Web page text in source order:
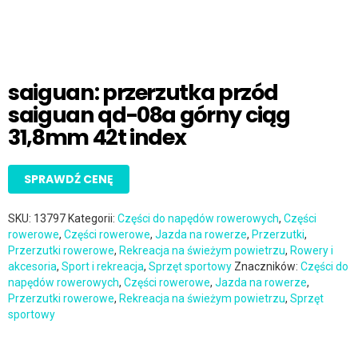
saiguan: przerzutka przód
saiguan qd-08a górny ciąg
31,8mm 42t index
SPRAWDŹ CENĘ
SKU: 13797 Kategorii: Części do napędów rowerowych, Części
rowerowe, Części rowerowe, Jazda na rowerze, Przerzutki,
Przerzutki rowerowe, Rekreacja na świeżym powietrzu, Rowery i
akcesoria, Sport i rekreacja, Sprzęt sportowy Znaczników: Części do
napędów rowerowych, Części rowerowe, Jazda na rowerze,
Przerzutki rowerowe, Rekreacja na świeżym powietrzu, Sprzęt
sportowy